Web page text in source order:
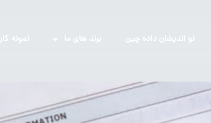
نو اندیشان داده چین برند های ما نمونه